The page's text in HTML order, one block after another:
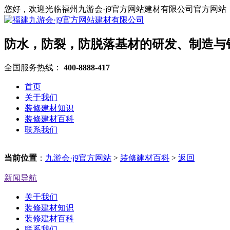
您好，欢迎光临福州九游会·j9官方网站建材有限公司官方网站
防水，防裂，防脱落基材的研发、制造与
全国服务热线： 400-8888-417
首页
关于我们
装修建材知识
装修建材百科
联系我们
当前位置 ： 九游会·j9官方网站 > 装修建材百科 > 返回
新闻导航
关于我们
装修建材知识
装修建材百科